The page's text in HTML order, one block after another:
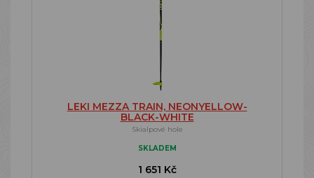
LEKI MEZZA TRAIN, NEONYELLOW-
BLACK-WHITE
Skialpové hole
SKLADEM
1 651 Kč